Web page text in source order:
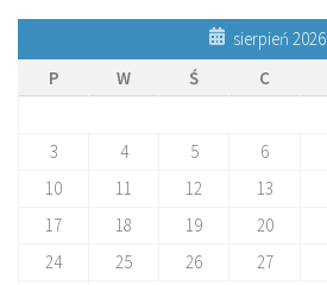
sierpień 2026
P
W Ś C
3
4 5 6
10
11 12 13
17
18 19 20
24
25 26 27